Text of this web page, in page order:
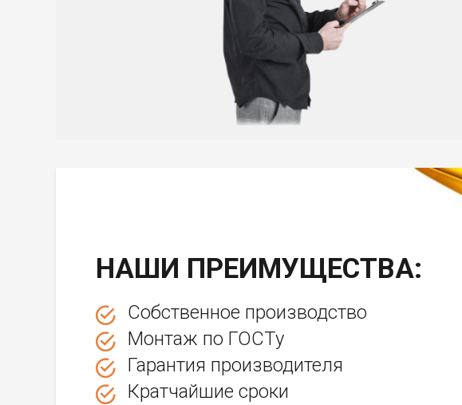
НАШИ ПРЕИМУЩЕСТВА:
Собственное производство
Монтаж по ГОСТу
Гарантия производителя
Кратчайшие сроки